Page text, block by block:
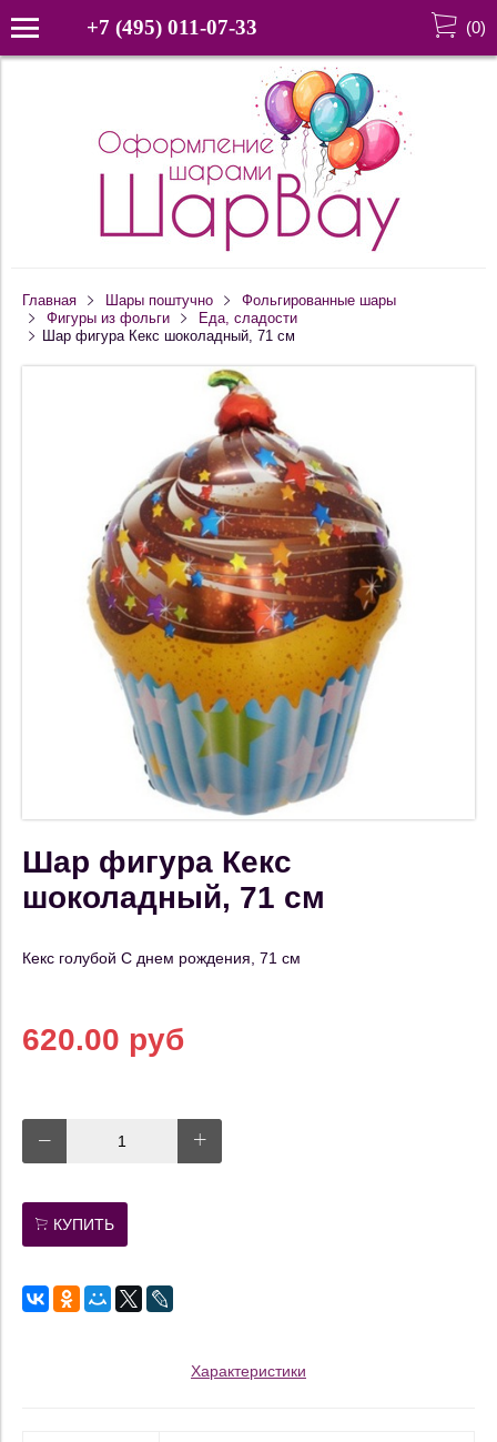
+7 (495) 011-07-33 (0)
Главная Шары поштучно
Фольгированные шары
Фигуры из фольги
Еда, сладости
Шар фигура Кекс шоколадный, 71 см
Шар фигура Кекс
шоколадный, 71 см
Кекс голубой С днем рождения, 71 см
620.00 руб
КУПИТЬ
Характеристики